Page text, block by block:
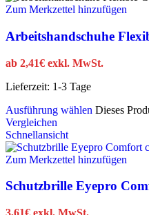
Zum Merkzettel hinzufügen
Arbeitshandschuhe
ab 2,41€ exkl. MwSt.
Lieferzeit: 1-3 Tage
Ausführung wählen Dieses
Vergleichen
Schnellansicht
Zum Merkzettel hinzufügen
Schutzbrille Eyepro
3,61€ exkl. MwSt.